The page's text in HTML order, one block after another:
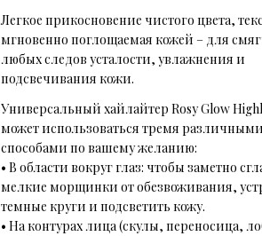
Легкое прикосновение чистого цвета,
мгновенно поглощаемая кожей – для
любых следов усталости, увлажнения и
подсвечивания кожи.
Универсальный хайлайтер Rosy Glow
может использоваться тремя различными
способами по вашему желанию:
• В области вокруг глаз: чтобы заметно
мелкие морщинки от обезвоживания,
темные круги и подсветить кожу.
• На контурах лица (скулы, переносица,